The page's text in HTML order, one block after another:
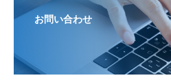
お問い合わせ